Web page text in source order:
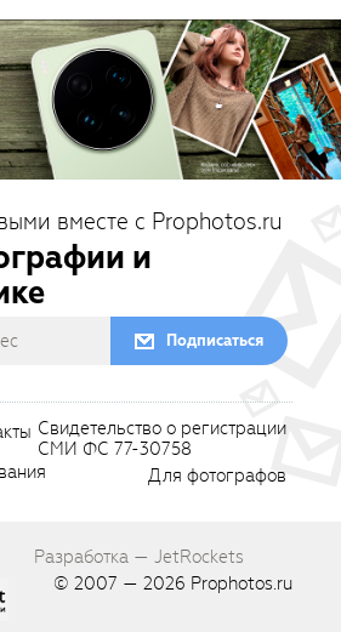
вместе с Prophotos.ru
и
Подписаться
Свидетельство о регистрации
СМИ ФС 77-30758
Для фотографов
Разработка — JetRockets
© 2007 — 2026 Prophotos.ru